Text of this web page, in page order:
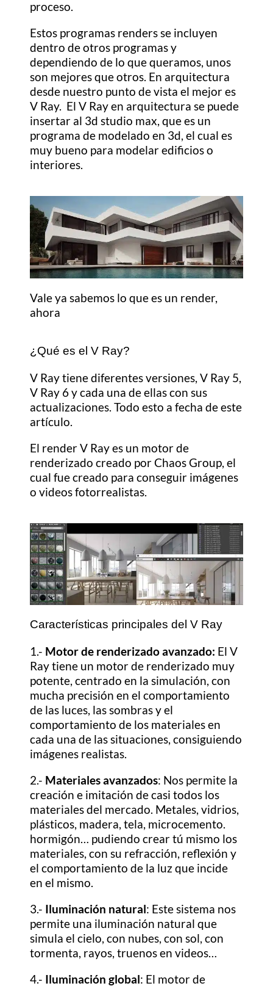
proceso.
Estos programas renders se incluyen
dentro de otros programas y
dependiendo de lo que queramos, unos
son mejores que otros. En arquitectura
desde nuestro punto de vista el mejor es
V Ray. El V Ray en arquitectura se puede
insertar al 3d studio max, que es un
programa de modelado en 3d, el cual es
muy bueno para modelar edificios o
interiores.
Vale ya sabemos lo que es un render,
ahora
¿Qué es el V Ray?
V Ray tiene diferentes versiones, V Ray 5,
V Ray 6 y cada una de ellas con sus
actualizaciones. Todo esto a fecha de este
artículo.
El render V Ray es un motor de
renderizadocreado por Chaos Group, el
cual fue creado para conseguir imágenes
o videos fotorrealistas.
Características principales del V Ray
1.- Motor de renderizado avanzado: El V
Ray tiene un motor de renderizado muy
potente, centrado en la simulación, con
mucha precisión en el comportamiento
de las luces, las sombras y el
comportamiento de los materiales en
cada una de las situaciones, consiguiendo
imágenes realistas.
2.- Materiales avanzados: Nos permite la
creación e imitación de casi todos los
materiales del mercado. Metales, vidrios,
plásticos, madera, tela, microcemento.
hormigón… pudiendo crear tú mismo los
materiales, con su refracción, reflexión y
el comportamiento de la luz que incide
en el mismo.
3.- Iluminación natural: Este sistema nos
permite una iluminación natural que
simula el cielo, con nubes, con sol, con
tormenta, rayos, truenos en videos…
4.- Iluminación global: El motor de